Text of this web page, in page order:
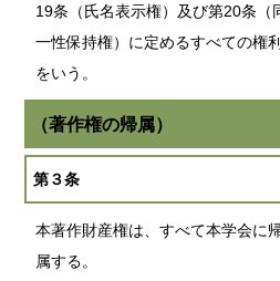
19条（氏名表示権）及び第20条（
一性保持権）に定めるすべての権利
をいう。
（著作権の帰属）
第３条
本著作財産権は、すべて本学会に
属する。